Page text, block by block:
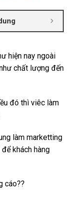
hiện nay ngoài
chất lượng đến
đó thì viêc làm
làm marketting
khách hàng
cáo??